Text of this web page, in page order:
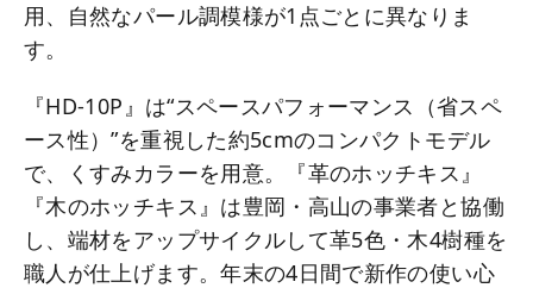
用、自然なパール調模様が1点ごとに異なりま
す。
『HD-10P』は“スペースパフォーマンス（省スペ
ース性）”を重視した約5cmのコンパクトモデル
で、くすみカラーを用意。『革のホッチキス』
『木のホッチキス』は豊岡・高山の事業者と協働
し、端材をアップサイクルして革5色・木4樹種を
職人が仕上げます。年末の4日間で新作の使い心